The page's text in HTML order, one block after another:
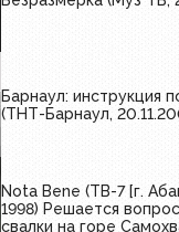
Барнаул: инструкция
(ТНТ-Барнаул,
Nota Bene (ТВ-7 [г.
1998) Решается
свалки на горе